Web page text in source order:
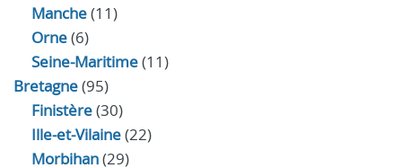
Manche(11)
Orne(6)
Seine-Maritime(11)
Bretagne(95)
Finistère(30)
Ille-et-Vilaine(22)
Morbihan(29)